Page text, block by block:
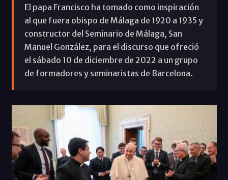
El papa Francisco ha tomado como inspiración
al que fuera obispo de Málaga de 1920 a 1935 y
constructor del Seminario de Málaga, San
Manuel González, para el discurso que ofreció
el sábado 10 de diciembre de 2022 a un grupo
de formadores y seminaristas de Barcelona.